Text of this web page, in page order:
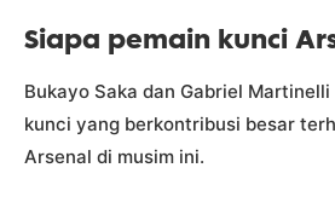
Siapa pemain kunci
Bukayo Saka dan Gabriel
kunci yang berkontribusi besar
Arsenal di musim ini.